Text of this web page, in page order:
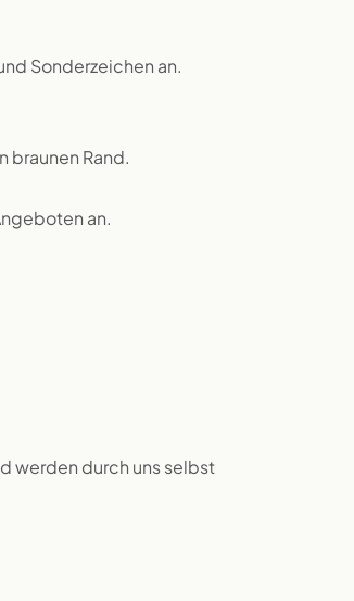
Sonderzeichen an.
braunen Rand.
an.
werden durch uns selbst